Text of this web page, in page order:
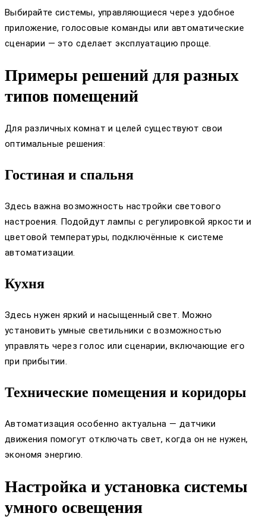
Выбирайте системы, управляющиеся через удобное
приложение, голосовые команды или автоматические
сценарии — это сделает эксплуатацию проще.
Примеры решений для разных
типов помещений
Для различных комнат и целей существуют свои
оптимальные решения:
Гостиная и спальня
Здесь важна возможность настройки светового
настроения. Подойдут лампы с регулировкой яркости и
цветовой температуры, подключённые к системе
автоматизации.
Кухня
Здесь нужен яркий и насыщенный свет. Можно
установить умные светильники с возможностью
управлять через голос или сценарии, включающие его
при прибытии.
Технические помещения и коридоры
Автоматизация особенно актуальна — датчики
движения помогут отключать свет, когда он не нужен,
экономя энергию.
Настройка и установка системы
умного освещения